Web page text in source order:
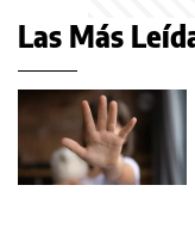
Las Más